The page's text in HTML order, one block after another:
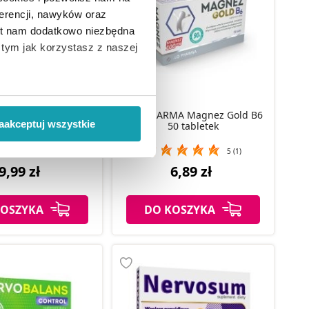
nawyków oraz
dodatkowo niezbędna
tym jak korzystasz z naszej
się zbieranie danych o
wszystkie
Luteina Gold Max
szt.
zł
ALG PHARMA Magnez Gold B6
50 tabletek
5 (1)
6,89 zł
DO KOSZYKA